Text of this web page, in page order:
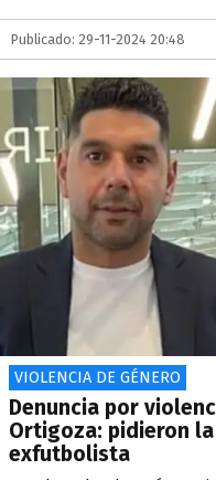
Publicado: 29-11-2024 20:48
VIOLENCIA DE GÉNERO
Denuncia por
Ortigoza: pidieron
exfutbolista